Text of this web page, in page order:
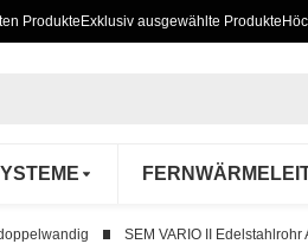
Produkte Exklusiv ausgewählte Produkte
SEM VARIO II